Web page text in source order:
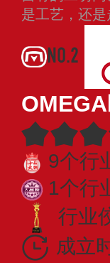
是工艺，还
NO.2
9个行
1个行
行业
成立